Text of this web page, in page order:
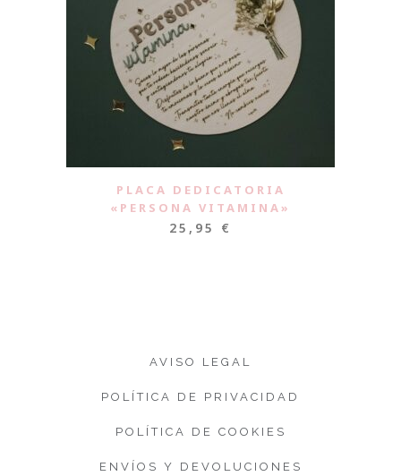
PLACA DEDICATORIA
«PERSONA VITAMINA»
25,95 €
AVISO LEGAL
POLÍTICA DE PRIVACIDAD
POLÍTICA DE COOKIES
ENVÍOS Y DEVOLUCIONES